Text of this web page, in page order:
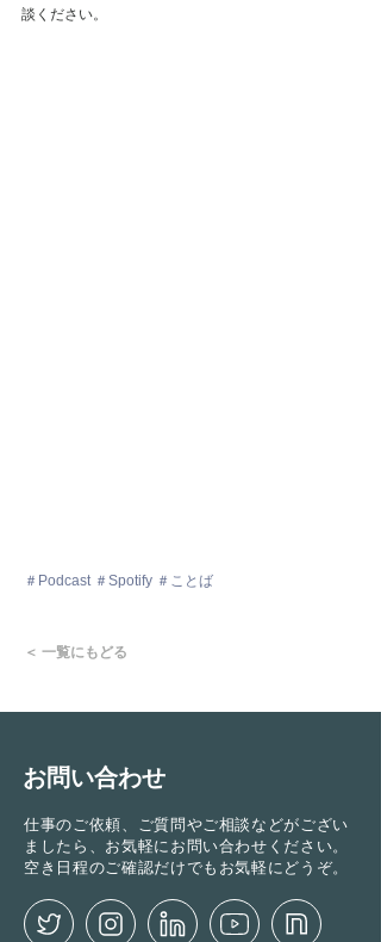
談ください。
＃Podcast ＃Spotify ＃ことば
＜ 一覧にもどる
お問い合わせ
仕事のご依頼、ご質問やご相談などがござい
ましたら、お気軽にお問い合わせください。
空き日程のご確認だけでもお気軽にどうぞ。